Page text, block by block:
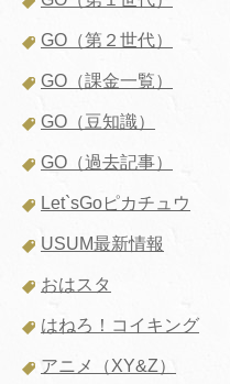
GO（第２世代）
GO（課金一覧）
GO（豆知識）
GO（過去記事）
Let`sGoピカチュウ
USUM最新情報
おはスタ
はねろ！コイキング
アニメ（XY&Z）